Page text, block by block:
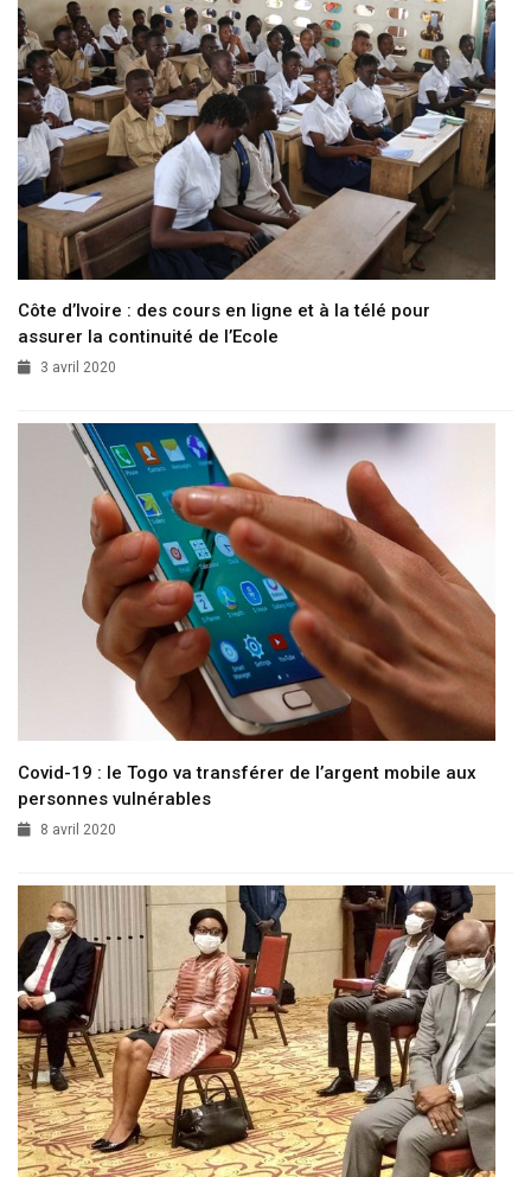
Côte d’Ivoire : des cours en ligne et à la télé pour
assurer la continuité de l’Ecole
3 avril 2020
Covid-19 : le Togo va transférer de l’argent mobile aux
personnes vulnérables
8 avril 2020